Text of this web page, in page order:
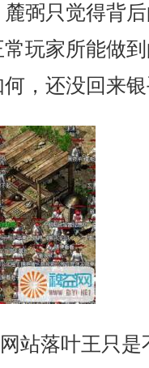
弼只觉得背
玩家所能做
，还没回来
站落叶王只